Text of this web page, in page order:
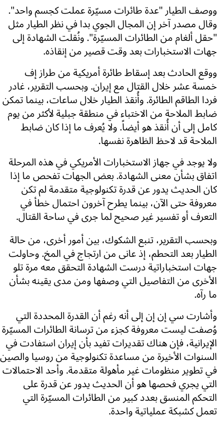
ووصف الطيار "عدة طائرات مسيّرة عملت كجسم واحد".
وقال مصدر آخر إن المجال الجوي بدا في نظر الطيار مثل
"حقل ألغام من الطائرات المسيّرة". ونُقلت الشهادة إلى
جهات الاستخبارات بعد وقت قصير من إنقاذه.
ووقع الحادث بعد إسقاط طائرة أمريكية من طراز إف
خمسة عشر خلال القتال مع إيران. وبحسب التقرير، غادر
فردا الطاقم الطائرة. وأُنقذ الطيار خلال ساعات، بينما تمكن
ضابط الملاحة من الاختباء في منطقة جبلية لأكثر من يوم
كامل إلى أن أُنقذ هو أيضاً. ولا يُعرف ما إذا كان ضابط
الملاحة قد لاحظ الظاهرة نفسها.
ولا يوجد في جهاز الاستخبارات الأمريكي في هذه المرحلة
اتفاق بشأن معنى الشهادة. بعض الجهات تفحص ما إذا
كان الحديث يدور عن قدرة تكنولوجية متقدمة لم تكن
معروفة حتى الآن، بينما يطرح آخرون احتمال خطأ في
التعرف أو تفسير غير صحيح لما جرى في ساحة القتال.
وبحسب التقرير، تنبع الشكوك، بين أمور أخرى، من حالة
الطيار بعد التحطم، إذ عانى من ارتجاج في المخ. وحاولت
جهات استخباراتية درست الشهادة التحقق معه مرة تلو
الأخرى من التفاصيل التي وصفها ومن مدى يقينه بشأن
ما رآه.
وأشارت سي إن إن إلى أنه رغم أن القدرة المحددة التي
وُصفت ليست معروفة كجزء من ترسانة الطائرات المسيّرة
الإيرانية، فإن هناك تقديرات تفيد بأن إيران استفادت في
السنوات الأخيرة من مساعدة تكنولوجية من روسيا والصين
في تطوير منظومات غير مأهولة متقدمة. وأحد الاحتمالات
التي يجري فحصها هو أن الحديث يدور عن قدرة على
التحكم المنسق بعدد كبير من الطائرات المسيّرة التي
تعمل كشبكة عملياتية واحدة.